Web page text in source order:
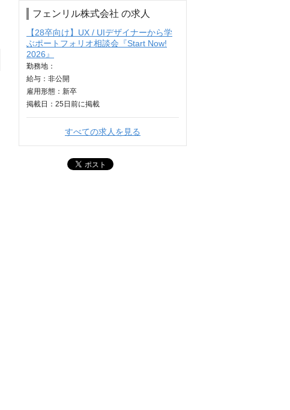
フェンリル株式会社 の求人
【28卒向け】UX / UIデザイナーから学
ぶポートフォリオ相談会『Start Now!
2026』
勤務地：
給与： 非公開
雇用形態：新卒
掲載日： 25日 前に掲載
すべての求人を見る